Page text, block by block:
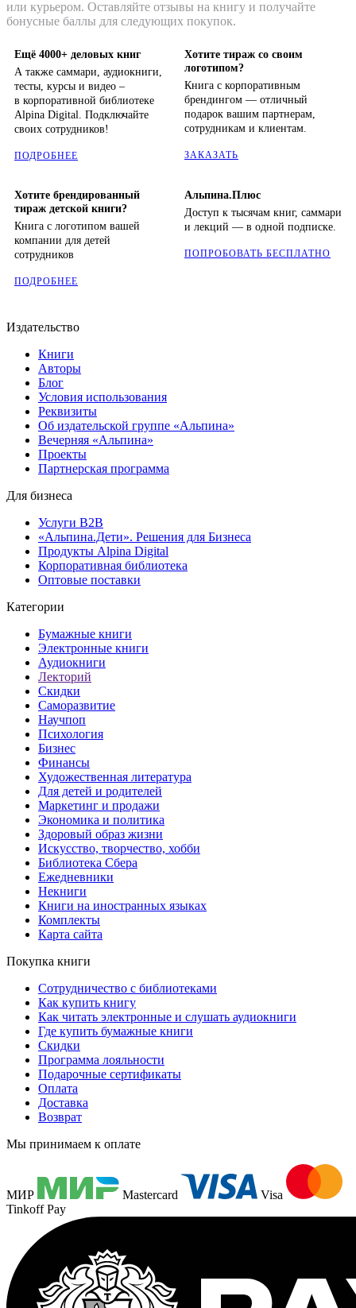
или курьером. Оставляйте отзывы на книгу и получайте
бонусные баллы для следующих покупок.
Ещё 4000+ деловых книг
А также саммари, аудиокниги,
тесты, курсы и видео –
в корпоративной библиотеке
Alpina Digital. Подключайте
своих сотрудников!
ПОДРОБНЕЕ
Хотите тираж со своим
логотипом?
Книга с корпоративным
брендингом — отличный
подарок вашим партнерам,
сотрудникам и клиентам.
ЗАКАЗАТЬ
Хотите брендированный
тираж детской книги?
Книга с логотипом вашей
компании для детей
сотрудников
ПОДРОБНЕЕ
Альпина.Плюс
Доступ к тысячам книг, саммари
и лекций — в одной подписке.
ПОПРОБОВАТЬ БЕСПЛАТНО
Издательство
Книги
Авторы
Блог
Условия использования
Реквизиты
Об издательской группе «Альпина»
Вечерняя «Альпина»
Проекты
Партнерская программа
Для бизнеса
Услуги B2B
«Альпина.Дети». Решения для Бизнеса
Продукты Alpina Digital
Корпоративная библиотека
Оптовые поставки
Категории
Бумажные книги
Электронные книги
Аудиокниги
Лекторий
Скидки
Саморазвитие
Научпоп
Психология
Бизнес
Финансы
Художественная литература
Для детей и родителей
Маркетинг и продажи
Экономика и политика
Здоровый образ жизни
Искусство, творчество, хобби
Библиотека Сбера
Ежедневники
Некниги
Книги на иностранных языках
Комплекты
Карта сайта
Покупка книги
Сотрудничество с библиотеками
Как купить книгу
Как читать электронные и слушать аудиокниги
Где купить бумажные книги
Скидки
Программа лояльности
Подарочные сертификаты
Оплата
Доставка
Возврат
Мы принимаем к оплате
МИР Mastercard
Visa
Tinkoff Pay